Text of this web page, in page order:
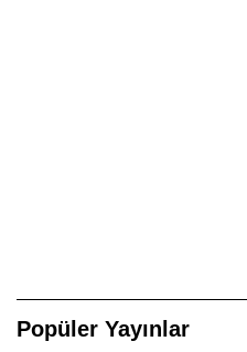
Popüler Yayınlar